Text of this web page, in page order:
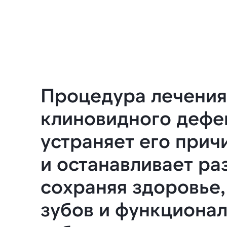
Процедура лечения
клиновидного
устраняет его
и останавливает
сохраняя
зубов и